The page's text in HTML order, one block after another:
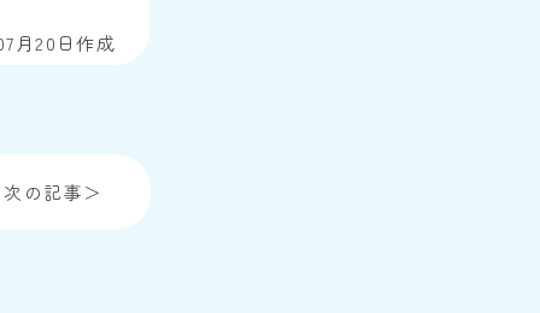
月20日作成
次の記事＞